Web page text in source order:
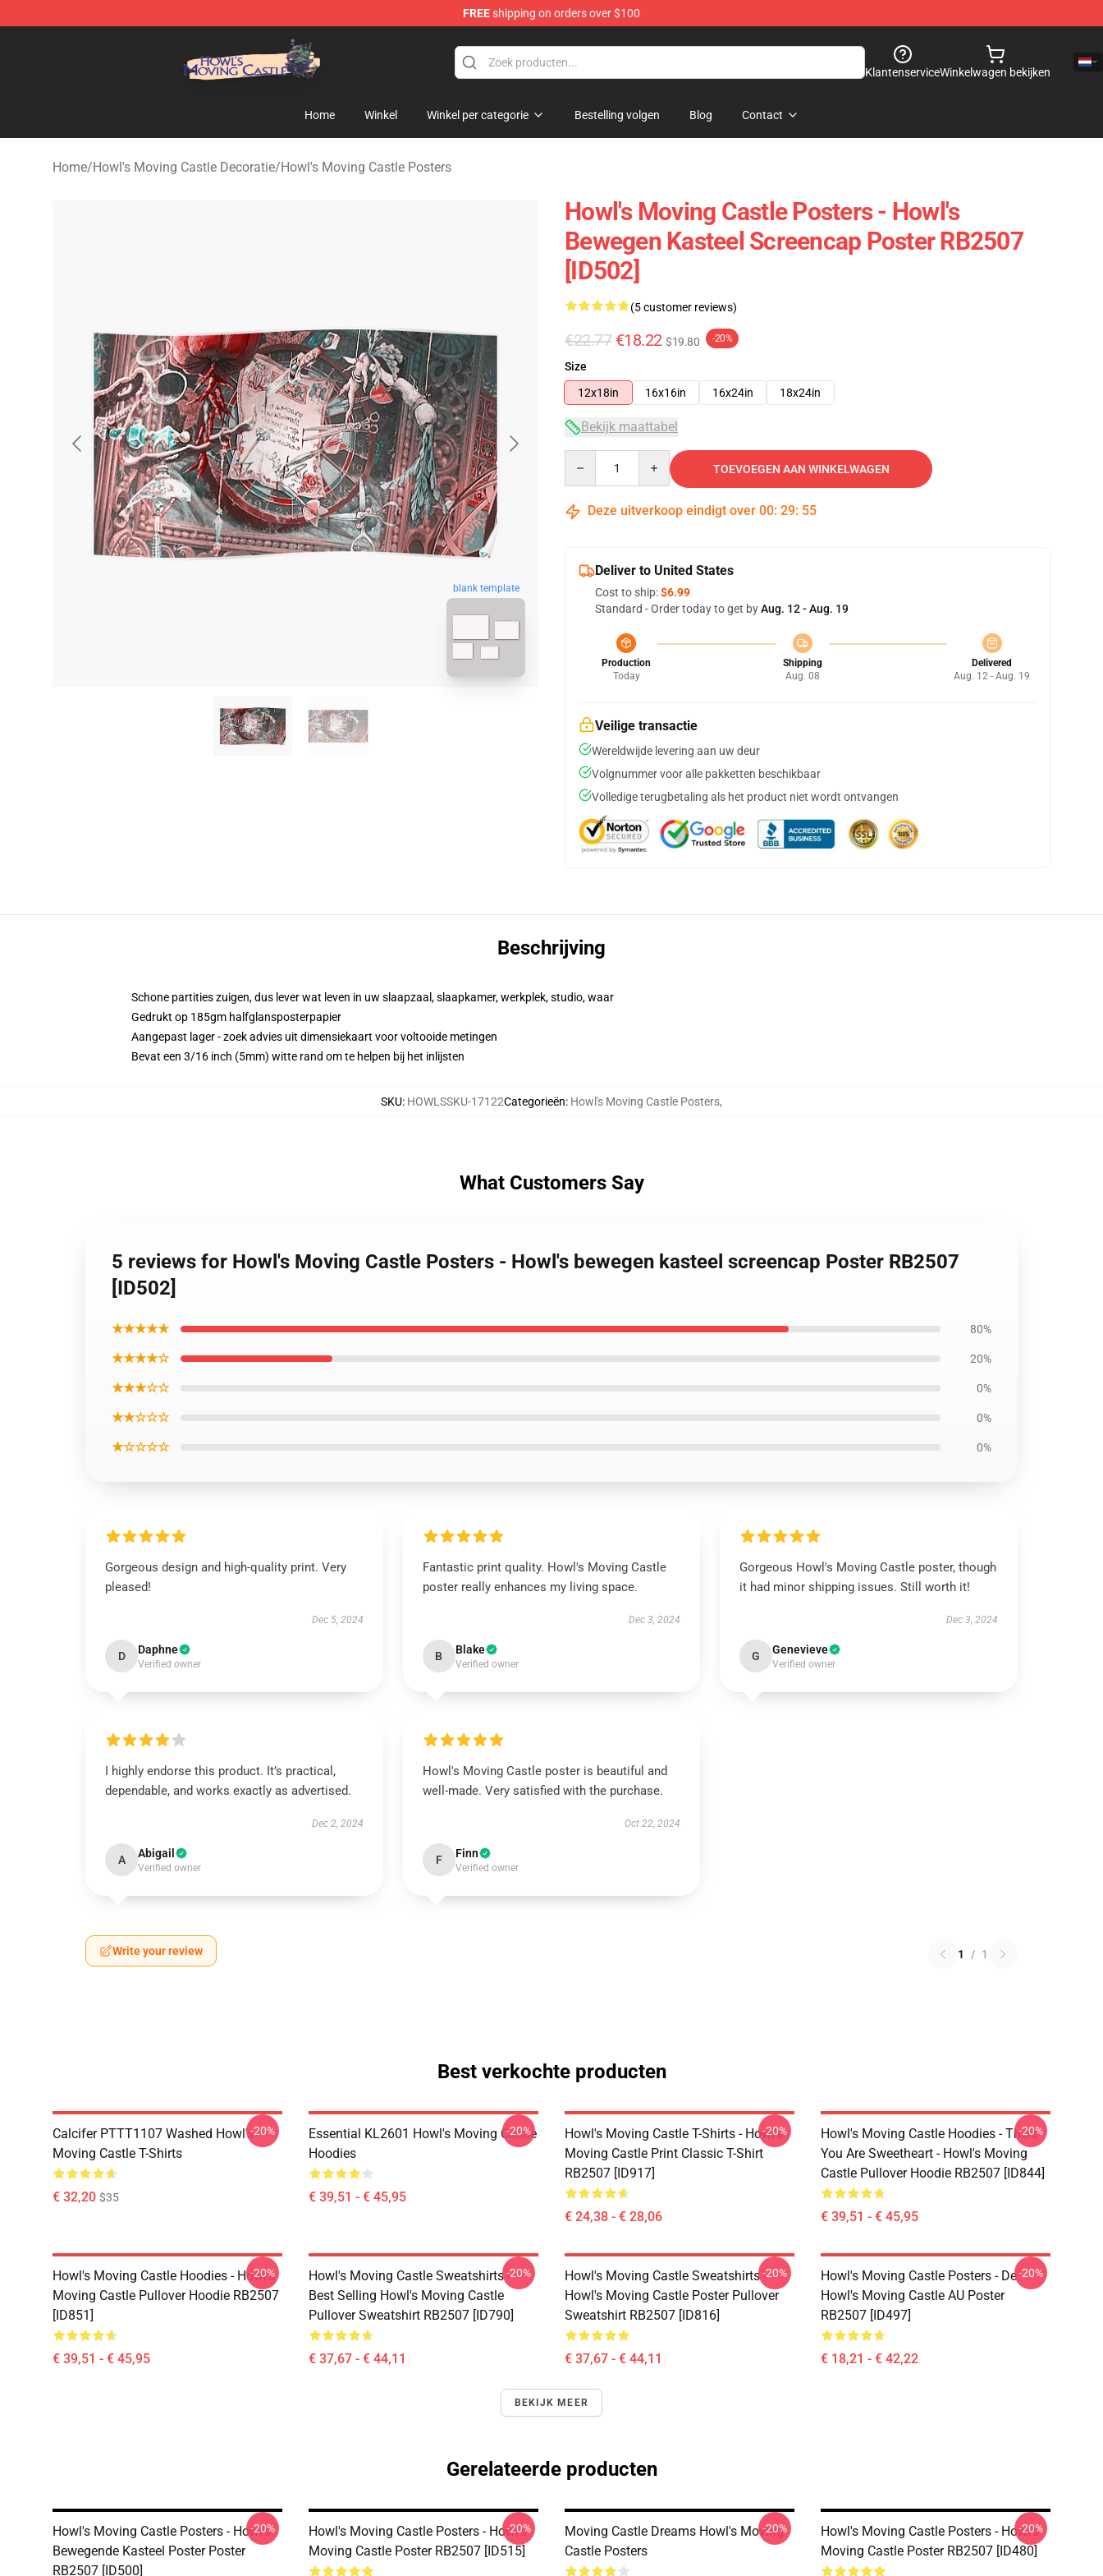
FREEshipping on orders over $100
Howl's Moving Castle Store - Official Howl's Moving Castle Merchandise Shop
KlantenserviceWinkelwagen bekijken
Home Winkel Winkel per categorie Bestelling volgen Blog Contact
Home/Howl's Moving Castle Decoratie/Howl's Moving Castle Posters
blank template
Howl's Moving Castle Posters - Howl's
Bewegen Kasteel Screencap Poster RB2507
[ID502]
(5 customer reviews)
€22.77 €18.22 $19.80 -20%
Size
12x18in
16x16in 16x24in 18x24in
Bekijk maattabel
TOEVOEGEN AAN WINKELWAGEN
Deze uitverkoop eindigt over 00: 29: 54
Deliver to United States
Cost to ship:$6.99
Standard - Order today to get byAug. 12 - Aug. 19
Production
Today
Shipping
Aug. 08
Delivered
Aug. 12 - Aug. 19
Veilige transactie
Wereldwijde levering aan uw deur
Volgnummer voor alle pakketten beschikbaar
Volledige terugbetaling als het product niet wordt ontvangen
Beschrijving
Schone partities zuigen, dus lever wat leven in uw slaapzaal, slaapkamer, werkplek, studio, waar
Gedrukt op 185gm halfglansposterpapier
Aangepast lager - zoek advies uit dimensiekaart voor voltooide metingen
Bevat een 3/16 inch (5mm) witte rand om te helpen bij het inlijsten
SKU: HOWLSSKU-17122Categorieën: Howl's Moving Castle Posters,
What Customers Say
5 reviews for Howl's Moving Castle Posters - Howl's bewegen kasteel screencap Poster RB2507
[ID502]
★★★★★ 80%
★★★★☆ 20%
★★★☆☆ 0%
★★☆☆☆ 0%
★☆☆☆☆ 0%
Gorgeous design and high-quality print. Very
pleased!
Dec 5, 2024
D Daphne
Verified owner
Fantastic print quality. Howl's Moving Castle
poster really enhances my living space.
Dec 3, 2024
B Blake
Verified owner
Gorgeous Howl's Moving Castle poster, though
it had minor shipping issues. Still worth it!
Dec 3, 2024
G Genevieve
Verified owner
I highly endorse this product. It’s practical,
dependable, and works exactly as advertised.
Dec 2, 2024
A Abigail
Verified owner
Howl's Moving Castle poster is beautiful and
well-made. Very satisfied with the purchase.
Oct 22, 2024
F Finn
Verified owner
Write your review 1 / 1
Best verkochte producten
Calcifer PTTT1107 Washed Howl's
Moving Castle T-Shirts
€ 32,20 $35
-20%
Essential KL2601 Howl's Moving Castle
Hoodies
€ 39,51 - € 45,95
-20%
Howl's Moving Castle T-Shirts - Howl's
Moving Castle Print Classic T-Shirt
RB2507 [ID917]
€ 24,38 - € 28,06
-20%
Howl's Moving Castle Hoodies - There
You Are Sweetheart - Howl's Moving
Castle Pullover Hoodie RB2507 [ID844]
€ 39,51 - € 45,95
-20%
Howl's Moving Castle Hoodies - Howl's
Moving Castle Pullover Hoodie RB2507
[ID851]
€ 39,51 - € 45,95
-20%
Howl's Moving Castle Sweatshirts -
Best Selling Howl's Moving Castle
Pullover Sweatshirt RB2507 [ID790]
€ 37,67 - € 44,11
-20%
Howl's Moving Castle Sweatshirts -
Howl's Moving Castle Poster Pullover
Sweatshirt RB2507 [ID816]
€ 37,67 - € 44,11
-20%
Howl's Moving Castle Posters - De
Howl's Moving Castle AU Poster
RB2507 [ID497]
€ 18,21 - € 42,22
-20%
BEKIJK MEER
Gerelateerde producten
Howl's Moving Castle Posters - Howl's
Bewegende Kasteel Poster Poster
RB2507 [ID500]
-20%
Howl's Moving Castle Posters - Howl's
Moving Castle Poster RB2507 [ID515]
-20%
Moving Castle Dreams Howl's Moving
Castle Posters
-20%
Howl's Moving Castle Posters - Howl's
Moving Castle Poster RB2507 [ID480]
-20%